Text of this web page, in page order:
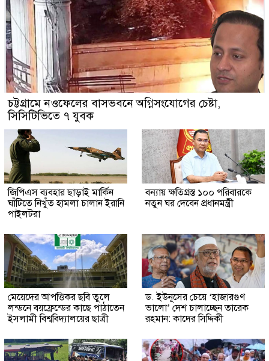
চট্টগ্রামে নওফেলের বাসভবনে অগ্নিসংযোগের চেষ্টা,
সিসিটিভিতে ৭ যুবক
জিপিএস ব্যবহার ছাড়াই মার্কিন
ঘাঁটিতে নিখুঁত হামলা চালান ইরানি
পাইলটরা
বন্যায় ক্ষতিগ্রস্ত ১০০ পরিবারকে
নতুন ঘর দেবেন প্রধানমন্ত্রী
মেয়েদের আপত্তিকর ছবি তুলে
লন্ডনে বয়ফ্রেন্ডের কাছে পাঠাতেন
ইসলামী বিশ্ববিদ্যালয়ের ছাত্রী
ড. ইউনূসের চেয়ে ‘হাজারগুণ
ভালো’ দেশ চালাচ্ছেন তারেক
রহমান: কাদের সিদ্দিকী